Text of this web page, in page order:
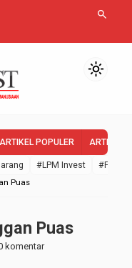
search
light_mode
ARTIKEL POPULER ARTIKEL
#LPM Invest
#FEBI
Puas
Puas
komentar